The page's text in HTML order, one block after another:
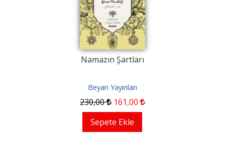
Namazın Şartları
Beyan Yayınları
230,00 161,00
Sepete Ekle